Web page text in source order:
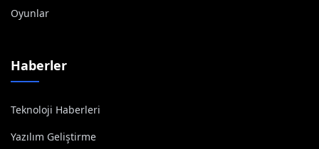
Oyunlar
Haberler
Teknoloji Haberleri
Yazılım Geliştirme